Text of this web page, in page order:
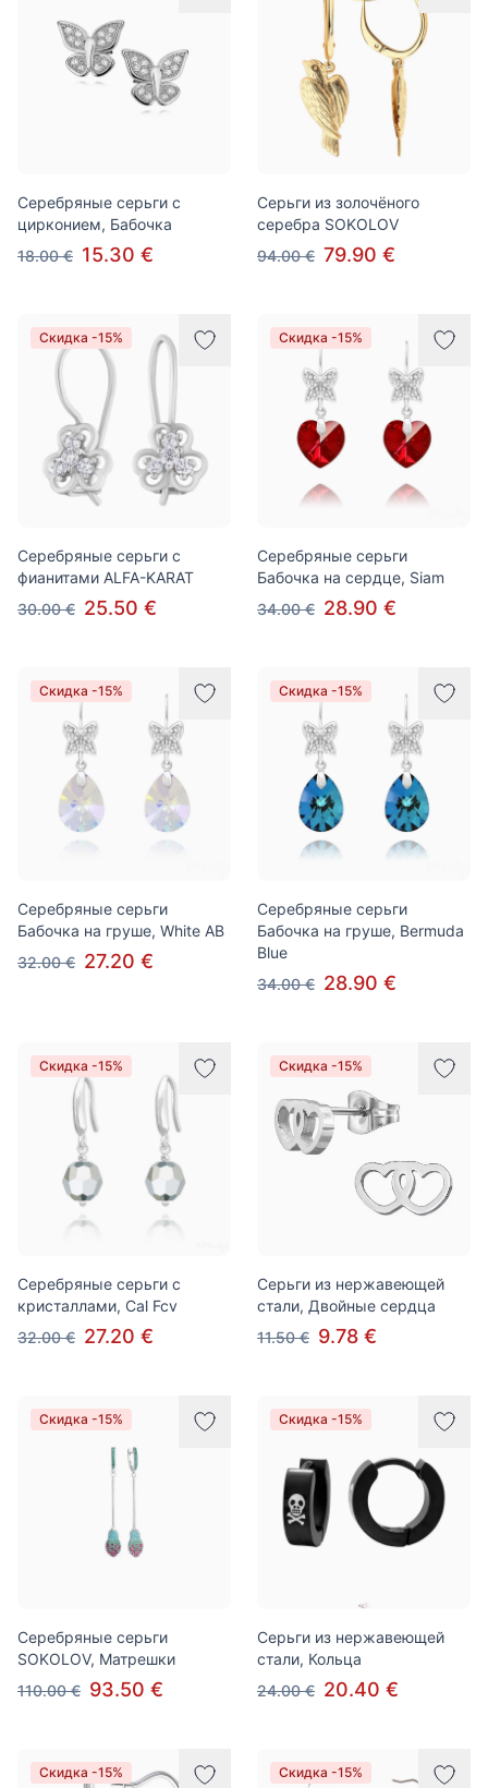
Серебряные серьги с
цирконием, Бабочка
18.00 € 15.30 €
Серьги из золочёного
серебра SOKOLOV
94.00 € 79.90 €
Скидка -15%
Серебряные серьги с
фианитами ALFA-KARAT
30.00 € 25.50 €
Скидка -15%
Серебряные серьги
Бабочка на сердце, Siam
34.00 € 28.90 €
Скидка -15%
Серебряные серьги
Бабочка на груше, White AB
32.00 € 27.20 €
Скидка -15%
Серебряные серьги
Бабочка на груше, Bermuda
Blue
34.00 € 28.90 €
Скидка -15%
Серебряные серьги с
кристаллами, Cal Fcv
32.00 € 27.20 €
Скидка -15%
Серьги из нержавеющей
стали, Двойные сердца
11.50 € 9.78 €
Скидка -15%
Серебряные серьги
SOKOLOV, Матрешки
110.00 € 93.50 €
Скидка -15%
Серьги из нержавеющей
стали, Кольца
24.00 € 20.40 €
Скидка -15% Скидка -15%